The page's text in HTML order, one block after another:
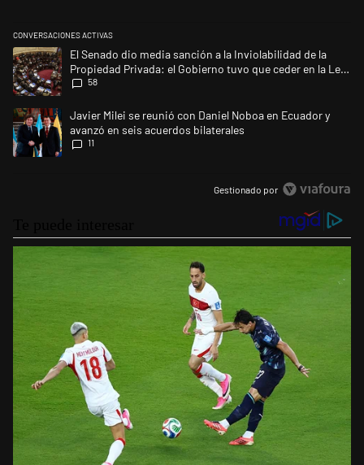
CONVERSACIONES ACTIVAS
Este listado muestra los artículos con más comentarios en los últimos
Un artículo de tendencia con el título "El Senado dio media sanción a
El Senado dio media sanción a la Inviolabilidad de la
Propiedad Privada: el Gobierno tuvo que ceder en la Ley
del Manejo del Fuego
58
Un artículo de tendencia con el título "Javier Milei se reunió con
Javier Milei se reunió con Daniel Noboa en Ecuador y
avanzó en seis acuerdos bilaterales
11
Gestionado por